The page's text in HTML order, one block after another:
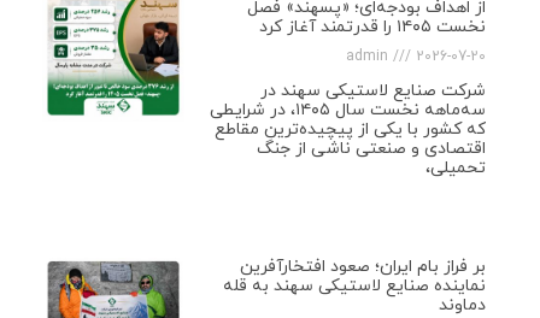
از اهداف بودجه‌ای؛ «پسهند» فصل
نخست ۱۴۰۵ را قدرتمند آغاز کرد
admin 2026-07-20
شرکت صنایع لاستیکی سهند در
سه‌ماهه نخست سال ۱۴۰۵، در شرایطی
که کشور با یکی از پیچیده‌ترین مقاطع
اقتصادی و صنعتی ناشی از جنگ
تحمیلی،
بر فراز بام ایران؛ صعود افتخارآفرین
نماینده صنایع لاستیکی سهند به قله
دماوند